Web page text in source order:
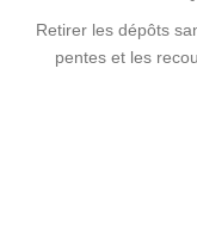
Retirer les dépôts
pentes et les